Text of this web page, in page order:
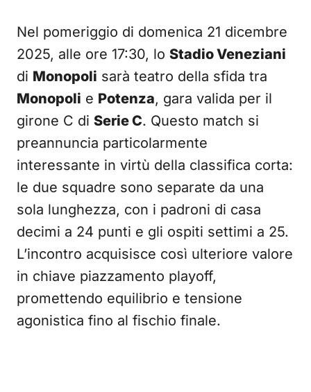
Nel pomeriggio di domenica 21 dicembre
2025, alle ore 17:30, lo Stadio Veneziani
di Monopoli sarà teatro della sfida tra
Monopoli e Potenza, gara valida per il
girone C di Serie C. Questo match si
preannuncia particolarmente
interessante in virtù della classifica corta:
le due squadre sono separate da una
sola lunghezza, con i padroni di casa
decimi a 24 punti e gli ospiti settimi a 25.
L’incontro acquisisce così ulteriore valore
in chiave piazzamento playoff,
promettendo equilibrio e tensione
agonistica fino al fischio finale.